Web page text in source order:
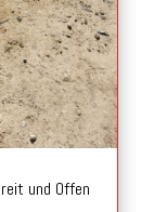
und Offen